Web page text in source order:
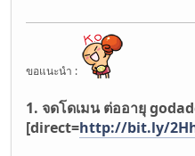
ขอแนะนำ :
1. จดโดเมน ต่ออายุ
[direct=http://bit.ly/